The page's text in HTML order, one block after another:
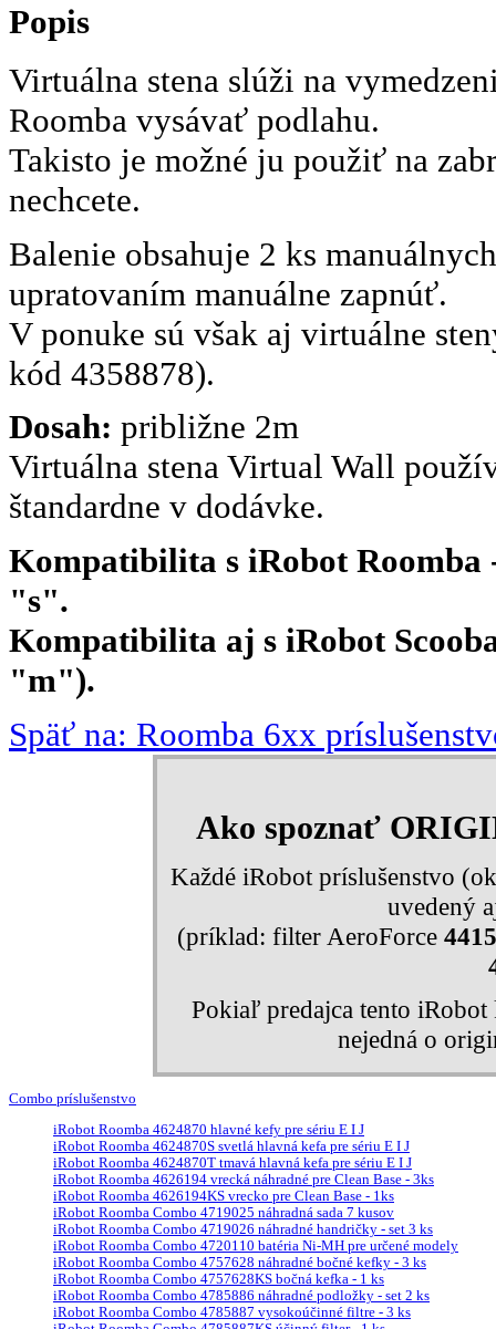
Popis
Virtuálna stena slúži na
Roomba vysávať podlahu.
Takisto je možné ju použiť na
nechcete.
Balenie obsahuje 2 ks
upratovaním manuálne zapnúť.
V ponuke sú však aj virtuálne
kód 4358878).
Dosah: približne 2m
Virtuálna stena Virtual Wall
štandardne v dodávke.
Kompatibilita s iRobot Roomba
"s".
Kompatibilita aj s iRobot
"m").
Späť na: Roomba 6xx
Ako spoznať
Každé iRobot príslušenstvo
uvedený
(príklad: filter AeroForce
Pokiaľ predajca tento
nejedná o
Combo príslušenstvo
iRobot Roomba 4624870 hlavné kefy pre sériu E I J
iRobot Roomba 4624870S svetlá hlavná kefa pre sériu E I J
iRobot Roomba 4624870T tmavá hlavná kefa pre sériu E I J
iRobot Roomba 4626194 vrecká náhradné pre Clean Base - 3ks
iRobot Roomba 4626194KS vrecko pre Clean Base - 1ks
iRobot Roomba Combo 4719025 náhradná sada 7 kusov
iRobot Roomba Combo 4719026 náhradné handričky - set 3 ks
iRobot Roomba Combo 4720110 batéria Ni-MH pre určené modely
iRobot Roomba Combo 4757628 náhradné bočné kefky - 3 ks
iRobot Roomba Combo 4757628KS bočná kefka - 1 ks
iRobot Roomba Combo 4785886 náhradné podložky - set 2 ks
iRobot Roomba Combo 4785887 vysokoúčinné filtre - 3 ks